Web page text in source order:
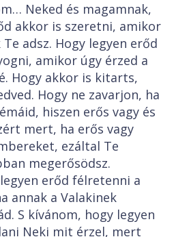
Neked és magamnak,
akkor is szeretni, amikor
adsz. Hogy legyen erőd
amikor úgy érzed a
Hogy akkor is kitarts,
Hogy ne zavarjon, ha
hiszen erős vagy és
mert, ha erős vagy
ezáltal Te
megerősödsz.
erőd félretenni a
annak a Valakinek
S kívánom, hogy legyen
Neki mit érzel, mert